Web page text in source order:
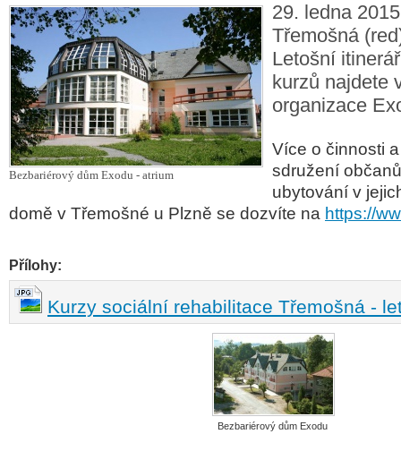
Bezbariérový dům Exodu - atrium
29. ledna
Třemošná
Letošní
kurzů najdete
organizace
Více o činnosti
sdružení
ubytování v
domě v Třemošné u Plzně se dozvíte na https://
Přílohy:
Kurzy sociální rehabilitace Třemošná -
Bezbariérový dům Exodu